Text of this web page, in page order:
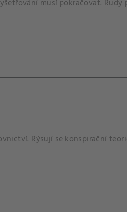
musí pokračovat. Rudy
Rýsují se konspirační